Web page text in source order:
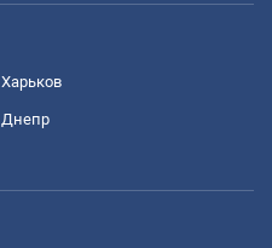
Харьков
Днепр